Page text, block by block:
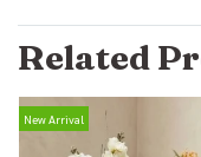
Related
New Arrival